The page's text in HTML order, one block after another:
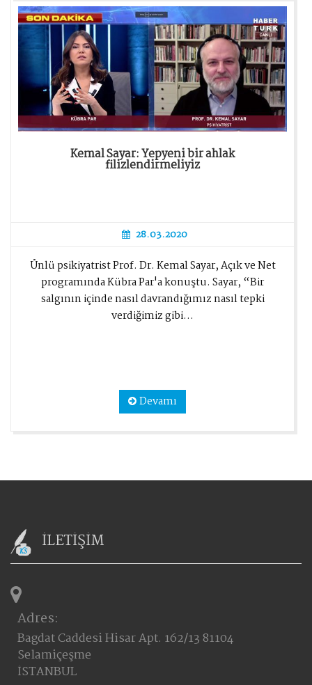
Kemal Sayar: Yepyeni bir ahlak
filizlendirmeliyiz
28.03.2020
Ünlü psikiyatrist Prof. Dr. Kemal Sayar, Açık ve Net
programında Kübra Par'a konuştu. Sayar, “Bir
salgının içinde nasıl davrandığımız nasıl tepki
verdiğimiz gibi...
Devamı
İLETİŞİM
Adres:
Bagdat Caddesi Hisar Apt. 162/13 81104
Selamiçeşme
İSTANBUL